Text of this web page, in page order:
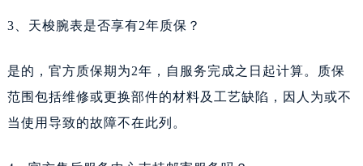
3、天梭腕表是否享有2年质保？
是的，官方质保期为2年，自服务完成之日起计算。质保
范围包括维修或更换部件的材料及工艺缺陷，因人为或不
当使用导致的故障不在此列。